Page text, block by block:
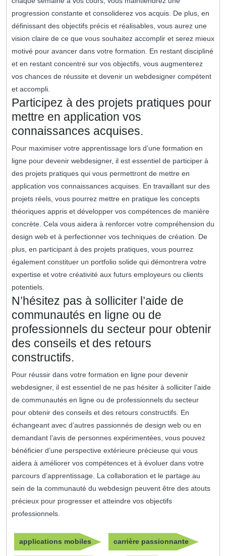
progression constante et consoliderez vos acquis. De plus, en
définissant des objectifs précis et réalisables, vous aurez une
vision claire de ce que vous souhaitez accomplir et serez mieux
motivé pour avancer dans votre formation. En restant discipliné
et en restant concentré sur vos objectifs, vous augmenterez
vos chances de réussite et devenir un webdesigner compétent
et accompli.
Participez à des projets pratiques pour
mettre en application vos
connaissances acquises.
Pour maximiser votre apprentissage lors d’une formation en
ligne pour devenir webdesigner, il est essentiel de participer à
des projets pratiques qui vous permettront de mettre en
application vos connaissances acquises. En travaillant sur des
projets réels, vous pourrez mettre en pratique les concepts
théoriques appris et développer vos compétences de manière
concrète. Cela vous aidera à renforcer votre compréhension du
design web et à perfectionner vos techniques de création. De
plus, en participant à des projets pratiques, vous pourrez
également constituer un portfolio solide qui démontrera votre
expertise et votre créativité aux futurs employeurs ou clients
potentiels.
N’hésitez pas à solliciter l’aide de
communautés en ligne ou de
professionnels du secteur pour obtenir
des conseils et des retours
constructifs.
Pour réussir dans votre formation en ligne pour devenir
webdesigner, il est essentiel de ne pas hésiter à solliciter l’aide
de communautés en ligne ou de professionnels du secteur
pour obtenir des conseils et des retours constructifs. En
échangeant avec d’autres passionnés de design web ou en
demandant l’avis de personnes expérimentées, vous pouvez
bénéficier d’une perspective extérieure précieuse qui vous
aidera à améliorer vos compétences et à évoluer dans votre
parcours d’apprentissage. La collaboration et le partage au
sein de la communauté du webdesign peuvent être des atouts
précieux pour progresser et atteindre vos objectifs
professionnels.
applications mobiles carrière passionnante